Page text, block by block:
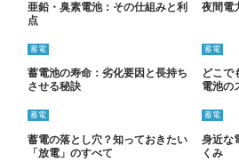
亜鉛・臭素電池：その仕組みと利
点
夜間電
蓄電
蓄電池の寿命：劣化要因と長持ち
させる秘訣
蓄電
どこで
電池の
蓄電
蓄電の落とし穴？知っておきたい
「放電」のすべて
蓄電
身近な
くみ